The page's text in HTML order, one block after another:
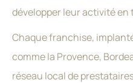
développer leur activité
Chaque franchise,
comme la Provence,
réseau local de